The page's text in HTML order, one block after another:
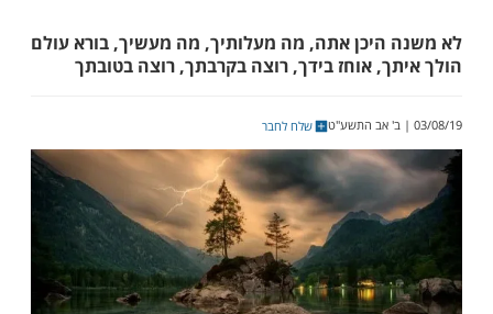
הרב אשר צבי מאוסטראה
אתה, מה מעלותיך, מה מעשיך, בורא עולם
אוחז בידך, רוצה בקרבתך, רוצה בטובתך
שלח לחבר